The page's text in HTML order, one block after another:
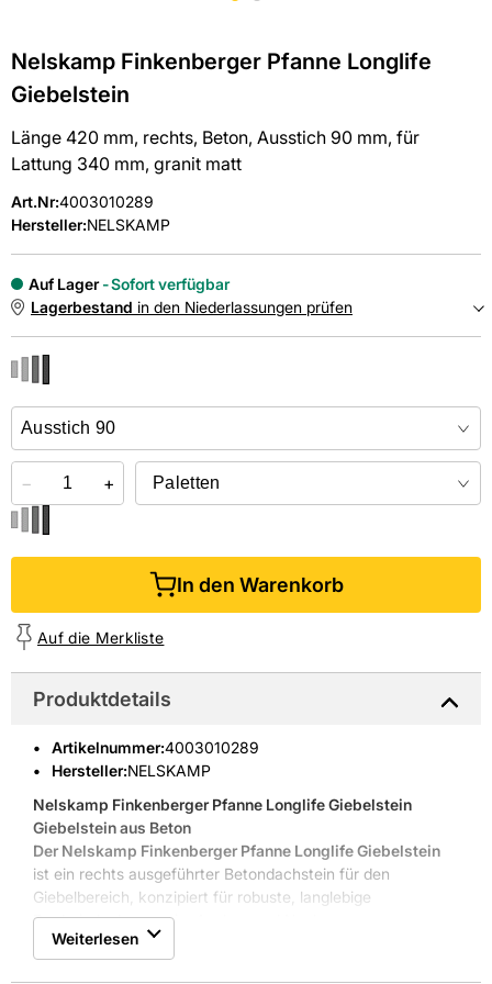
Nelskamp Finkenberger Pfanne Longlife
Giebelstein
Länge 420 mm, rechts, Beton, Ausstich 90 mm, für
Lattung 340 mm, granit matt
Art.Nr:4003010289
Hersteller:NELSKAMP
Auf Lager
Sofort verfügbar
Lagerbestand in den Niederlassungen prüfen
Online kaufen &
− +
In den Warenkorb
Auf die Merkliste
Produktdetails
Artikelnummer:4003010289
Hersteller:NELSKAMP
Nelskamp Finkenberger Pfanne Longlife Giebelstein
Giebelstein aus Beton
Der Nelskamp Finkenberger Pfanne Longlife Giebelstein
ist ein rechts ausgeführter Betondachstein für den
Giebelbereich, konzipiert für robuste, langlebige
Dacheindeckungen im Ausbau und Neubau.
NELSKAMP steht für verlässliche Produktqualität. Die Serie
Finkenb. Pf rd. Form
Weiterlesen